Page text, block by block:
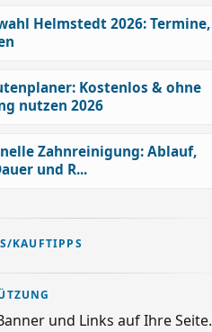
Helmstedt 2026: Termine,
Kostenlos & ohne
nutzen 2026
Zahnreinigung: Ablauf,
und R...
KAUFTIPPS
und Links auf Ihre Seite.